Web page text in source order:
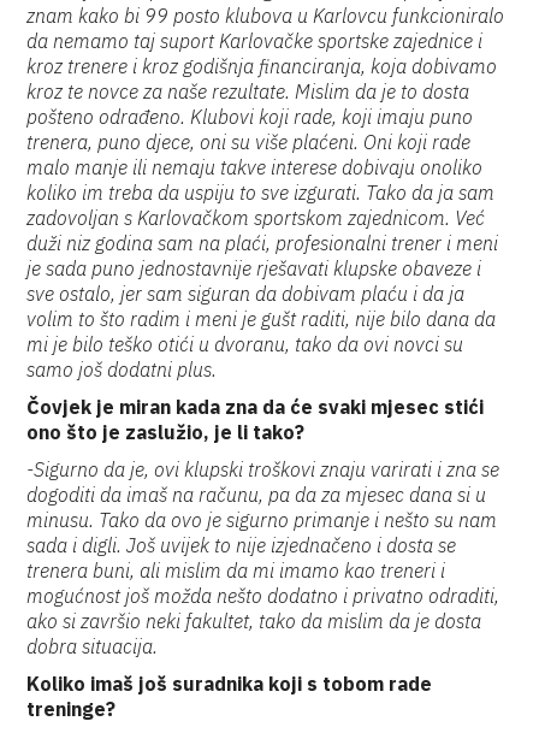
znam kako bi 99 posto klubova u Karlovcu funkcioniralo
da nemamo taj suport Karlovačke sportske zajednice i
kroz trenere i kroz godišnja financiranja, koja dobivamo
kroz te novce za naše rezultate. Mislim da je to dosta
pošteno odrađeno. Klubovi koji rade, koji imaju puno
trenera, puno djece, oni su više plaćeni. Oni koji rade
malo manje ili nemaju takve interese dobivaju onoliko
koliko im treba da uspiju to sve izgurati. Tako da ja sam
zadovoljan s Karlovačkom sportskom zajednicom. Već
duži niz godina sam na plaći, profesionalni trener i meni
je sada puno jednostavnije rješavati klupske obaveze i
sve ostalo, jer sam siguran da dobivam plaću i da ja
volim to što radim i meni je gušt raditi, nije bilo dana da
mi je bilo teško otići u dvoranu, tako da ovi novci su
samo još dodatni plus.
Čovjek je miran kada zna da će svaki mjesec stići
ono što je zaslužio, je li tako?
-Sigurno da je, ovi klupski troškovi znaju varirati i zna se
dogoditi da imaš na računu, pa da za mjesec dana si u
minusu. Tako da ovo je sigurno primanje i nešto su nam
sada i digli. Još uvijek to nije izjednačeno i dosta se
trenera buni, ali mislim da mi imamo kao treneri i
mogućnost još možda nešto dodatno i privatno odraditi,
ako si završio neki fakultet, tako da mislim da je dosta
dobra situacija.
Koliko imaš još suradnika koji s tobom rade
treninge?